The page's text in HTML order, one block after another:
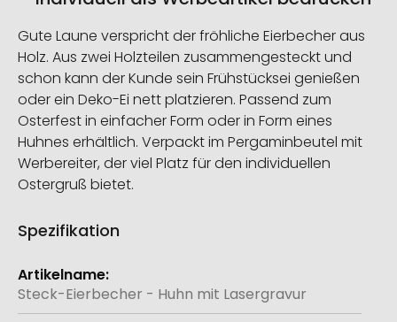
Gute Laune verspricht der fröhliche Eierbecher aus
Holz. Aus zwei Holzteilen zusammengesteckt und
schon kann der Kunde sein Frühstücksei genießen
oder ein Deko-Ei nett platzieren. Passend zum
Osterfest in einfacher Form oder in Form eines
Huhnes erhältlich. Verpackt im Pergaminbeutel mit
Werbereiter, der viel Platz für den individuellen
Ostergruß bietet.
Spezifikation
Weitere
Informationen
Steck-Eierbecher - Huhn mit Lasergravur